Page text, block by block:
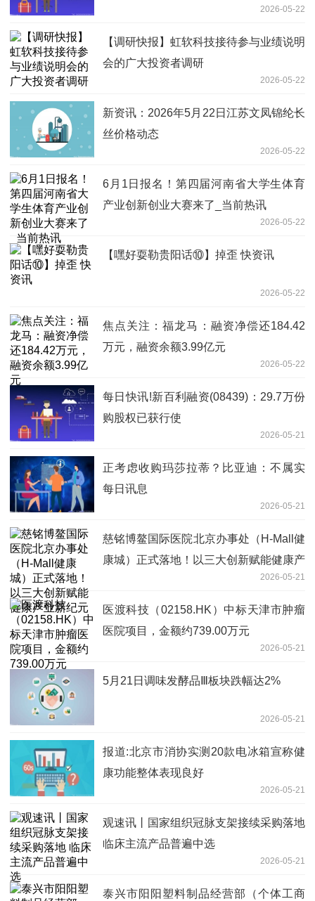
2026-05-22
【调研快报】虹软科技接待参与业绩说明
会的广大投资者调研
2026-05-22
新资讯：2026年5月22日江苏文凤锦纶长
丝价格动态
2026-05-22
6月1日报名！第四届河南省大学生体育
产业创新创业大赛来了_当前热讯
2026-05-22
【嘿好耍勒贵阳话⑩】掉歪 快资讯
2026-05-22
焦点关注：福龙马：融资净偿还184.42
万元，融资余额3.99亿元
2026-05-22
每日快讯!新百利融资(08439)：29.7万份
购股权已获行使
2026-05-21
正考虑收购玛莎拉蒂？比亚迪：不属实
每日讯息
2026-05-21
慈铭博鳌国际医院北京办事处（H-Mall健
康城）正式落地！以三大创新赋能健康产
2026-05-21
医渡科技（02158.HK）中标天津市肿瘤
医院项目，金额约739.00万元
2026-05-21
5月21日调味发酵品Ⅲ板块跌幅达2%
2026-05-21
报道:北京市消协实测20款电冰箱宣称健
康功能整体表现良好
2026-05-21
观速讯丨国家组织冠脉支架接续采购落地
临床主流产品普遍中选
2026-05-21
泰兴市阳阳塑料制品经营部（个体工商